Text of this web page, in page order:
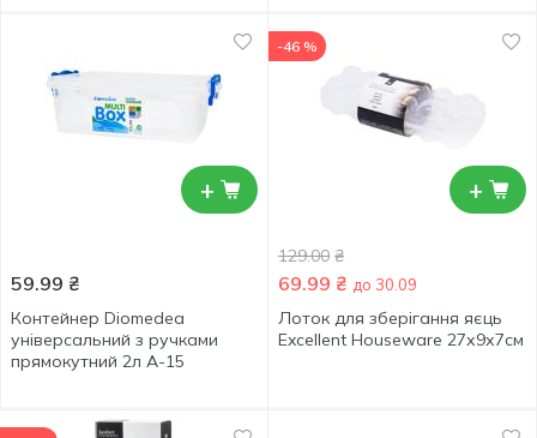
+
59.99 ₴
Контейнер Diomedea
універсальний з ручками
прямокутний 2л А-15
+
-46 %
129.00 ₴
69.99 ₴ до 30.09
Лоток для зберігання яєць
Excellent Houseware 27х9х7см